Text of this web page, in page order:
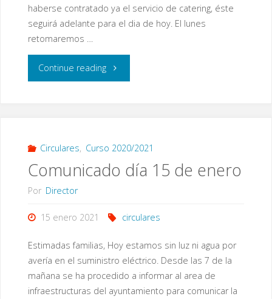
haberse contratado ya el servicio de catering, éste
seguirá adelante para el dia de hoy. El lunes
retomaremos …
Continue reading"Arreglo
avería
(15/01/2021)"
Circulares, Curso 2020/2021
Comunicado día 15 de enero
Por Director
15 enero 2021 circulares
Estimadas familias, Hoy estamos sin luz ni agua por
avería en el suministro eléctrico. Desde las 7 de la
mañana se ha procedido a informar al area de
infraestructuras del ayuntamiento para comunicar la